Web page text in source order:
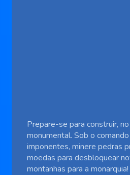
Prepare-se para construir,
monumental. Sob o
imponentes, minere pedras
moedas para desbloquear
montanhas para a monarquia!